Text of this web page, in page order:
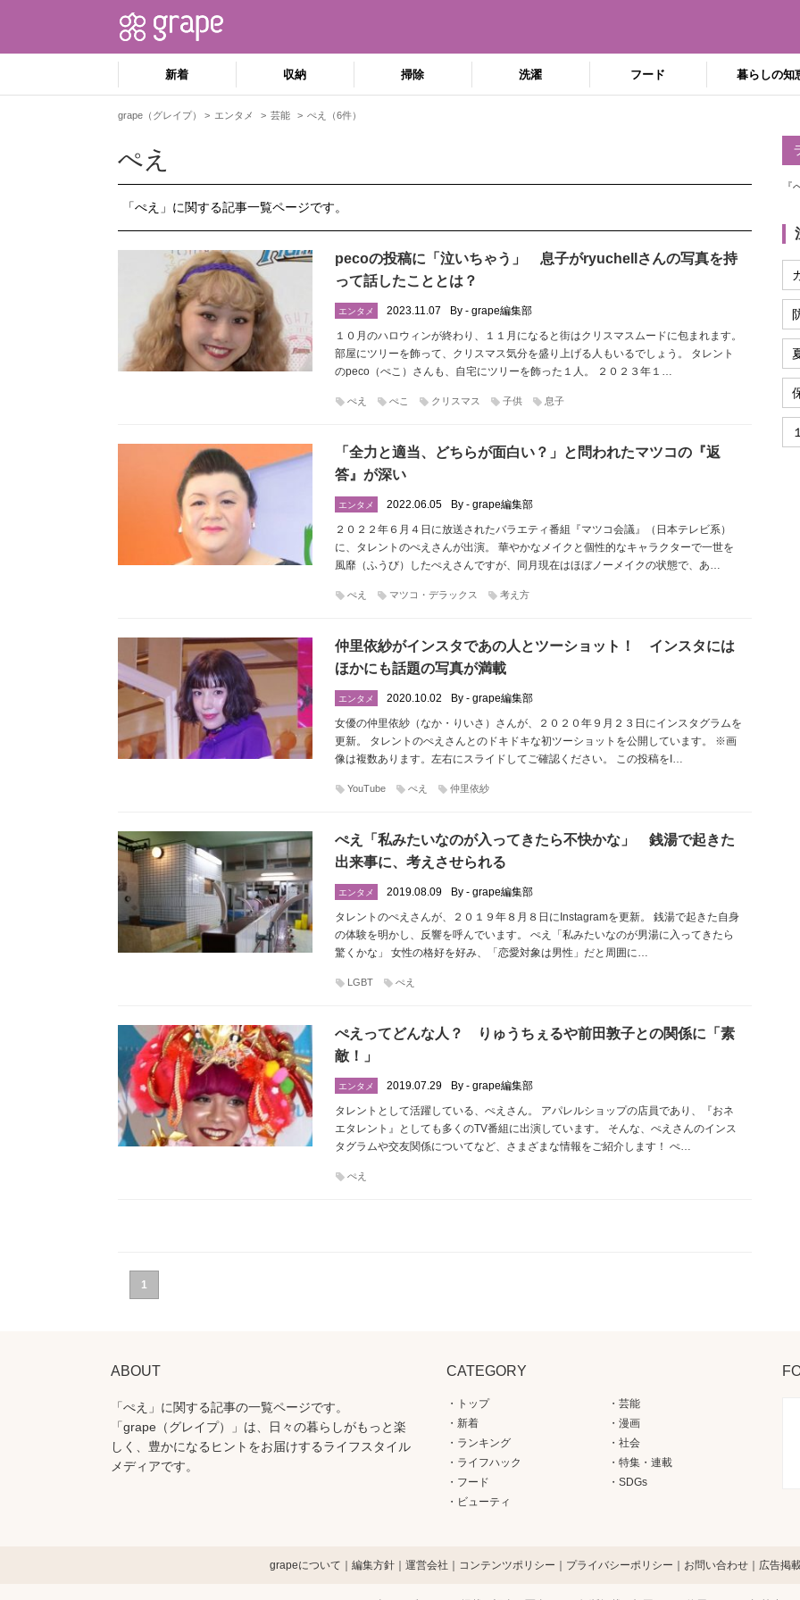
新着 収納 掃除 洗濯 フード 暮らしの知
grape（グレイプ） エンタメ 芸能 ぺえ（6件）
ぺえ
「ぺえ」に関する記事一覧ページです。
pecoの投稿に「泣いちゃう」 息子がryuchellさんの写真を持
って話したこととは？
エンタメ 2023.11.07
By - grape編集部
１０月のハロウィンが終わり、１１月になると街はクリスマスムードに包まれます。
部屋にツリーを飾って、クリスマス気分を盛り上げる人もいるでしょう。 タレント
のpeco（ぺこ）さんも、自宅にツリーを飾った１人。 ２０２３年１…
ぺえ ぺこ クリスマス 子供 息子
「全力と適当、どちらが面白い？」と問われたマツコの『返
答』が深い
エンタメ 2022.06.05
By - grape編集部
２０２２年６月４日に放送されたバラエティ番組『マツコ会議』（日本テレビ系）
に、タレントのぺえさんが出演。 華やかなメイクと個性的なキャラクターで一世を
風靡（ふうび）したぺえさんですが、同月現在はほぼノーメイクの状態で、あ…
ぺえ マツコ・デラックス 考え方
仲里依紗がインスタであの人とツーショット！ インスタには
ほかにも話題の写真が満載
エンタメ 2020.10.02
By - grape編集部
女優の仲里依紗（なか・りいさ）さんが、２０２０年９月２３日にインスタグラムを
更新。 タレントのぺえさんとのドキドキな初ツーショットを公開しています。 ※画
像は複数あります。左右にスライドしてご確認ください。 この投稿をI…
YouTube ぺえ 仲里依紗
ぺえ「私みたいなのが入ってきたら不快かな」 銭湯で起きた
出来事に、考えさせられる
エンタメ 2019.08.09
By - grape編集部
タレントのぺえさんが、２０１９年８月８日にInstagramを更新。 銭湯で起きた自身
の体験を明かし、反響を呼んでいます。 ぺえ「私みたいなのが男湯に入ってきたら
驚くかな」 女性の格好を好み、「恋愛対象は男性」だと周囲に…
LGBT ぺえ
ぺえってどんな人？ りゅうちぇるや前田敦子との関係に「素
敵！」
エンタメ 2019.07.29
By - grape編集部
タレントとして活躍している、ぺえさん。 アパレルショップの店員であり、『おネ
エタレント』としても多くのTV番組に出演しています。 そんな、ぺえさんのインス
タグラムや交友関係についてなど、さまざまな情報をご紹介します！ ぺ…
ぺえ
1
ABOUT
「ぺえ」に関する記事の一覧ページです。
「grape（グレイプ）」は、日々の暮らしがもっと楽
しく、豊かになるヒントをお届けするライフスタイル
メディアです。
CATEGORY
トップ
新着
ランキング
ライフハック
フード
ビューティ
芸能
漫画
社会
特集・連載
SDGs
grapeについて 編集方針 運営会社 コンテンツポリシー プライバシーポリシー お問い合わせ 広告掲